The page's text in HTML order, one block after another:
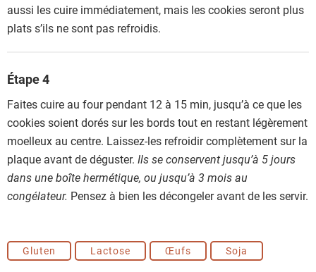
aussi les cuire immédiatement, mais les cookies seront plus
plats s’ils ne sont pas refroidis.
Étape 4
Faites cuire au four pendant 12 à 15 min, jusqu’à ce que les
cookies soient dorés sur les bords tout en restant légèrement
moelleux au centre. Laissez-les refroidir complètement sur la
plaque avant de déguster. Ils se conservent jusqu’à 5 jours
dans une boîte hermétique, ou jusqu’à 3 mois au
congélateur. Pensez à bien les décongeler avant de les servir.
Gluten Lactose Œufs Soja